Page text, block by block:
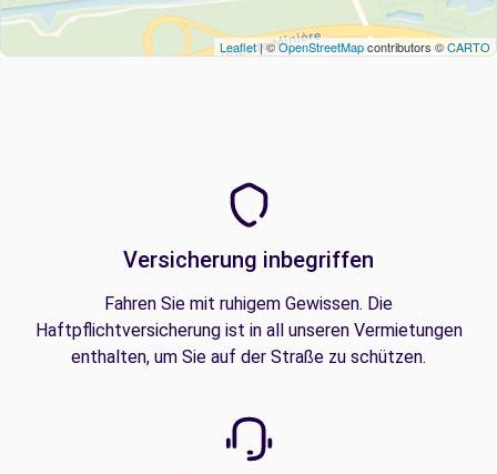
Leaflet| ©OpenStreetMapcontributors ©CARTO
Versicherung inbegriffen
Fahren Sie mit ruhigem Gewissen. Die
Haftpflichtversicherung ist in all unseren Vermietungen
enthalten, um Sie auf der Straße zu schützen.